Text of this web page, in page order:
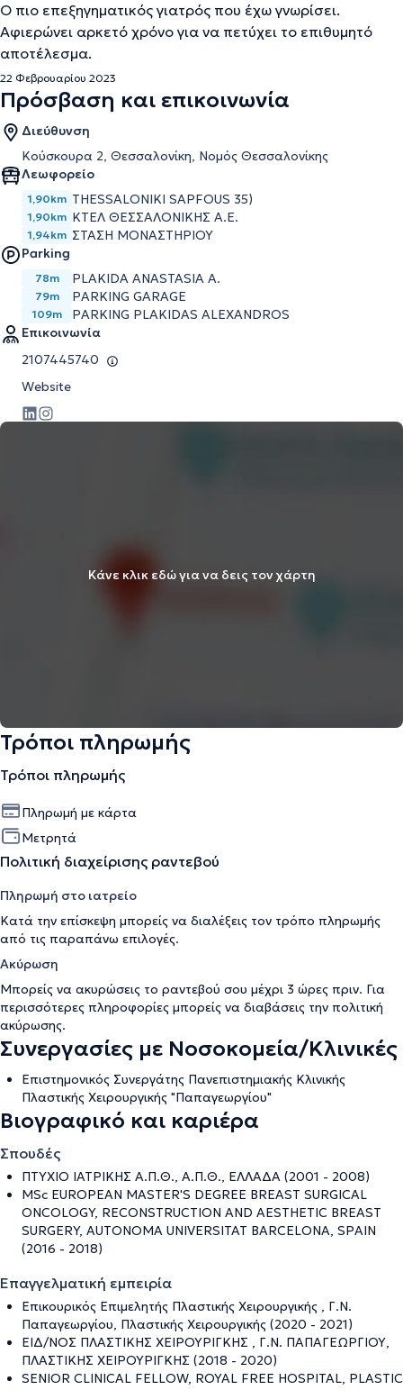
Ο πιο επεξηγηματικός γιατρός που έχω γνωρίσει.
Αφιερώνει αρκετό χρόνο για να πετύχει το επιθυμητό
αποτέλεσμα.
22 Φεβρουαρίου 2023
Πρόσβαση και επικοινωνία
Διεύθυνση
Κούσκουρα 2, Θεσσαλονίκη, Νομός Θεσσαλονίκης
Λεωφορείο
1,90km THESSALONIKI SAPFOUS 35)
1,90km ΚΤΕΛ ΘΕΣΣΑΛΟΝΙΚΗΣ Α.Ε.
1,94km ΣΤΑΣΗ ΜΟΝΑΣΤΗΡΙΟΥ
Parking
78m PLAKIDA ANASTASIA A.
79m PARKING GARAGE
109m
PARKING PLAKIDAS ALEXANDROS
Επικοινωνία
2107445740
Website
Κάνε κλικ εδώ για να δεις τον χάρτη
Τρόποι πληρωμής
Τρόποι πληρωμής
Πληρωμή με κάρτα
Μετρητά
Πολιτική διαχείρισης ραντεβού
Πληρωμή στο ιατρείο
Κατά την επίσκεψη μπορείς να διαλέξεις τον τρόπο πληρωμής
από τις παραπάνω επιλογές.
Ακύρωση
Μπορείς να ακυρώσεις το ραντεβού σου μέχρι 3 ώρες πριν. Για
περισσότερες πληροφορίες μπορείς να διαβάσεις την πολιτική
ακύρωσης.
Συνεργασίες με Νοσοκομεία/Κλινικές
Επιστημονικός Συνεργάτης Πανεπιστημιακής Κλινικής
Πλαστικής Χειρουργικής "Παπαγεωργίου"
Βιογραφικό και καριέρα
Σπουδές
ΠΤΥΧΙΟ ΙΑΤΡΙΚΗΣ Α.Π.Θ., Α.Π.Θ., ΕΛΛΑΔΑ (2001 - 2008)
MSc EUROPEAN MASTER'S DEGREE BREAST SURGICAL
ONCOLOGY, RECONSTRUCTION AND AESTHETIC BREAST
SURGERY, AUTONOMA UNIVERSITAT BARCELONA, SPAIN
(2016 - 2018)
Επαγγελματική εμπειρία
Επικουρικός Επιμελητής Πλαστικής Χειρουργικής , Γ.Ν.
Παπαγεωργίου, Πλαστικής Χειρουργικής (2020 - 2021)
ΕΙΔ/ΝΟΣ ΠΛΑΣΤΙΚΗΣ ΧΕΙΡΟΥΡΙΓΚΗΣ , Γ.Ν. ΠΑΠΑΓΕΩΡΓΙΟΥ,
ΠΛΑΣΤΙΚΗΣ ΧΕΙΡΟΥΡΙΓΚΗΣ (2018 - 2020)
SENIOR CLINICAL FELLOW, ROYAL FREE HOSPITAL, PLASTIC